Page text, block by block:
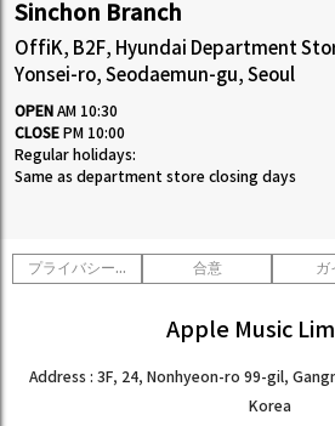
Sinchon Branch
OffiK, B2F, Hyundai Department
Yonsei-ro, Seodaemun-gu, Seoul
OPEN AM 10:30
CLOSE PM 10:00
Regular holidays:
Same as department store closing days
プライバシーポリシー 合意 ガ
Apple Music
Address : 3F, 24, Nonhyeon-ro 99-gil,
Korea